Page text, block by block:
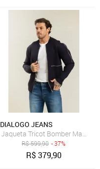
DIALOGO JEANS
Jaqueta Tricot Bomber
R$599,90 - 37%
R$379,90